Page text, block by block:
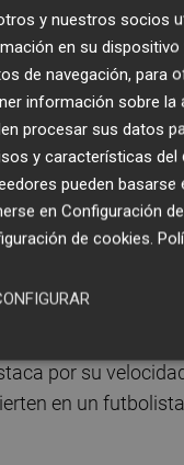
por su
en un
y nuestros socios
en su
de navegación, para
información sobre la
procesar sus datos
y características del
pueden
en Configuración
de cookies.